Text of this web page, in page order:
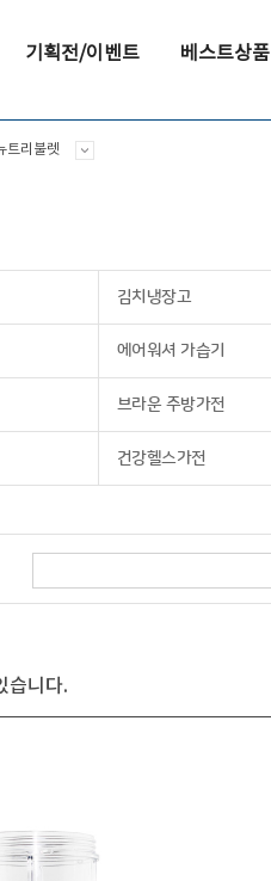
기획전/이벤트 베스트상품
트리불렛
김치냉장고
에어워셔 가습기
브라운 주방가전
건강헬스가전
습니다.